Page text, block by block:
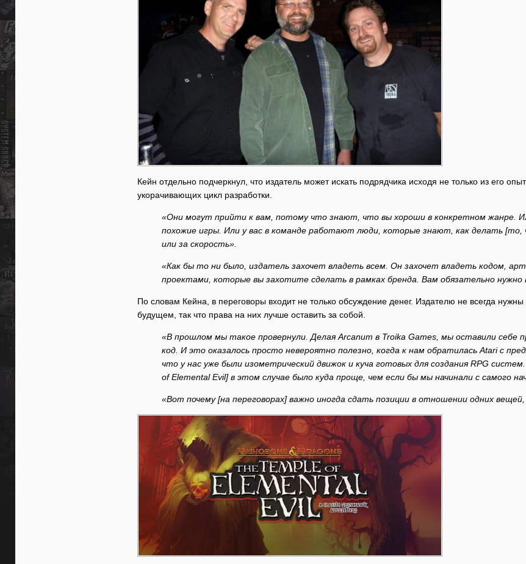
Кейн отдельно подчеркнул, что издатель может искать подрядчика исходя не только из его
укорачивающих цикл разработки.
«Они могут прийти к вам, потому что знают, что вы хороши в конкретном жанре.
похожие игры. Или у вас в команде работают люди, которые знают, как делать
или за скорость».
«Как бы то ни было, издатель захочет владеть всем. Он захочет владеть кодом,
проектами, которые вы захотите сделать в рамках бренда. Вам обязательно
По словам Кейна, в переговоры входит не только обсуждение денег. Издателю не всегда
будущем, так что права на них лучше оставить за собой.
«В прошлом мы такое провернули. Делая Arcanum в Troika Games, мы оставили себе
код. И это оказалось просто невероятно полезно, когда к нам обратилась Atari с
что у нас уже были изометрический движок и куча готовых для создания RPG
of Elemental Evil] в этом случае было куда проще, чем если бы мы начинали с самого
«Вот почему [на переговорах] важно иногда сдать позиции в отношении одних